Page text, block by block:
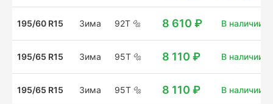
195/60 R15 Зима 92T 🔩 8 610 ₽ В наличии:
195/65 R15 Зима 95T 🔩 8 110 ₽ В наличии:
195/65 R15 Зима 95T 🔩 8 110 ₽ В наличии: